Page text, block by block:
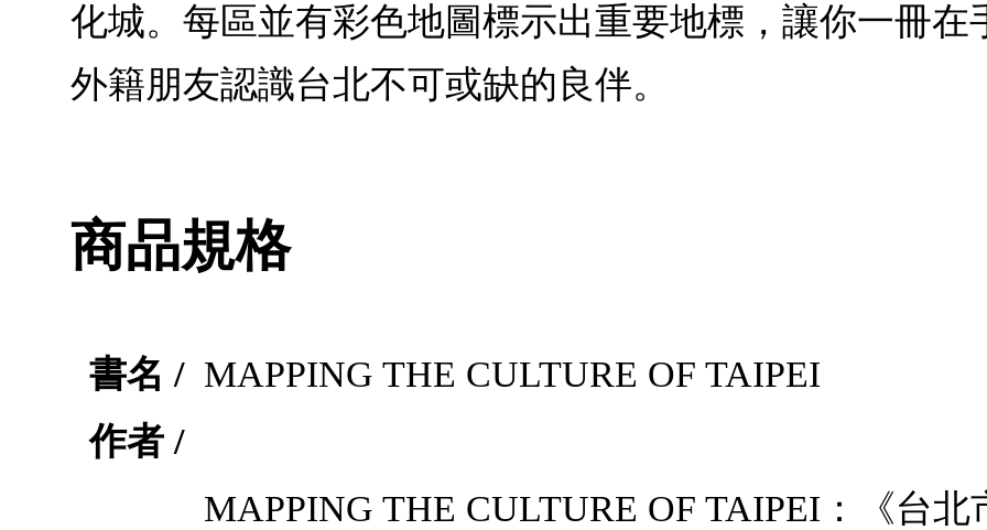
化城。每區並有彩色地圖標示出重要地標，讓你一冊在
外籍朋友認識台北不可或缺的良伴。
商品規格
書名 / MAPPING THE CULTURE OF TAIPEI
作者 /
MAPPING THE CULTURE OF TAIPEI：《台